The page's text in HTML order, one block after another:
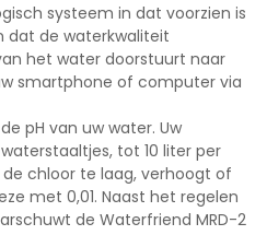
systeem in dat voorzien is
dat de waterkwaliteit
het water doorstuurt naar
smartphone of computer via
pH van uw water. Uw
tot 10 liter per
de chloor te laag, verhoogt of
met 0,01. Naast het regelen
de Waterfriend MRD-2